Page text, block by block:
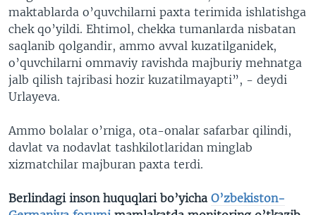
maktablarda o’quvchilarni paxta terimida ishlatishga
chek qo’yildi. Ehtimol, chekka tumanlarda nisbatan
saqlanib qolgandir, ammo avval kuzatilganidek,
o’quvchilarni ommaviy ravishda majburiy mehnatga
jalb qilish tajribasi hozir kuzatilmayapti”, - deydi
Urlayeva.
Ammo bolalar o’rniga, ota-onalar safarbar qilindi,
davlat va nodavlat tashkilotlaridan minglab
xizmatchilar majburan paxta terdi.
Berlindagi inson huquqlari bo’yicha O’zbekiston-